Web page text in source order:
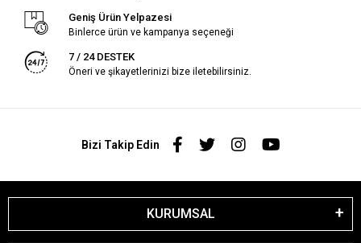
Geniş Ürün Yelpazesi
Binlerce ürün ve kampanya seçeneği
7 / 24 DESTEK
Öneri ve şikayetlerinizi bize iletebilirsiniz.
Bizi Takip Edin
KURUMSAL